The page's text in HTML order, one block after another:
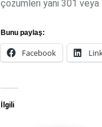
çözümleri yani 301 veya
Bunu paylaş:
Facebook
İlgili